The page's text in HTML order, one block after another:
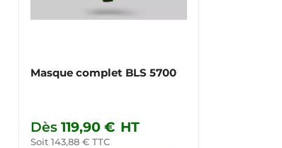
Masque complet BLS 5700
Dès 119,90 € HT
Soit 143,88 € TTC